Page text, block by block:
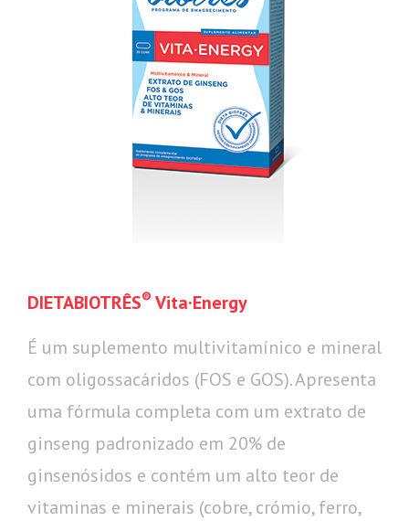
DIETABIOTRÊS® Vita·Energy
É um suplemento multivitamínico e mineral
com oligossacáridos (FOS e GOS). Apresenta
uma fórmula completa com um extrato de
ginseng padronizado em 20% de
ginsenósidos e contém um alto teor de
vitaminas e minerais (cobre, crómio, ferro,